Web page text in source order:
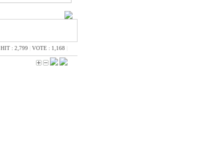
HIT : 2,799 VOTE : 1,168